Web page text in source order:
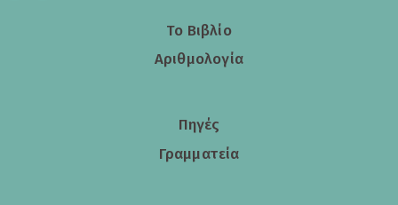
Το Βιβλίο
Αριθμολογία
Πηγές
Γραμματεία